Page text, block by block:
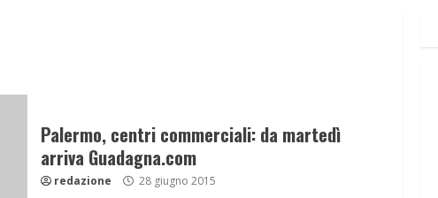
Palermo, centri commerciali: da martedì
arriva Guadagna.com
redazione 28 giugno 2015